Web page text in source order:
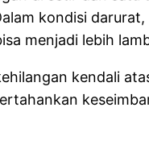
kondisi
menjadi lebih
kendali